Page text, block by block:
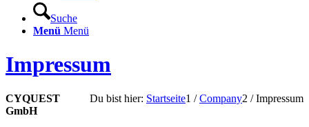
Suche
Menü Menü
Impressum
Du bist hier: Startseite1 / Company2 / Impressum
CYQUEST
GmbH